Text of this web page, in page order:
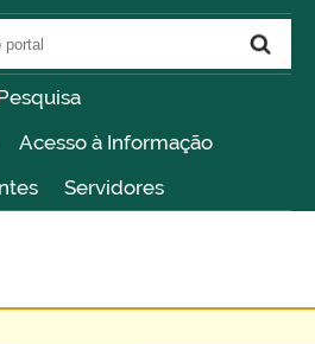
Acesso à Informação
Servidores